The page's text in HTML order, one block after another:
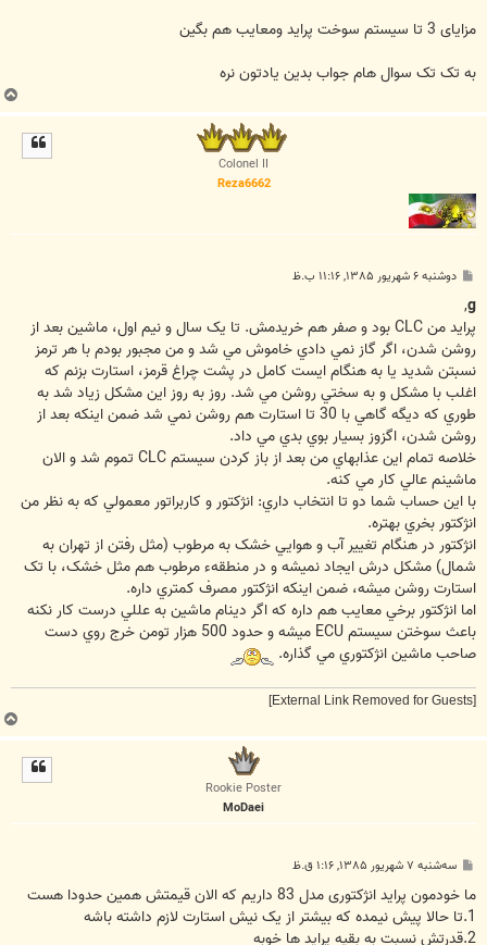
مزایای 3 تا سیستم سوخت پراید ومعایب هم بگین
به تک تک سوال هام جواب بدین یادتون نره
Colonel II
Reza6662
دوشنبه ۶ شهریور ۱۳۸۵, ۱۱:۱۶ ب.ظ
g
,
پرايد من CLC بود و صفر هم خريدمش. تا يک سال و نيم اول، ماشين بعد از
روشن شدن، اگر گاز نمي دادي خاموش مي شد و من مجبور بودم با هر ترمز
نسبتن شديد يا به هنگام ايست کامل در پشت چراغ قرمز، استارت بزنم که
اغلب با مشکل و به سختي روشن مي شد. روز به روز اين مشکل زياد شد به
طوري که ديگه گاهي با 30 تا استارت هم روشن نمي شد ضمن اينکه بعد از
روشن شدن، اگزوز بسيار بوي بدي مي داد.
خلاصه تمام اين عذابهاي من بعد از باز کردن سيستم CLC تموم شد و الان
ماشينم عالي کار مي کنه.
با اين حساب شما دو تا انتخاب داري: انژکتور و کاربراتور معمولي که به نظر من
انژکتور بخري بهتره.
انژکتور در هنگام تغيير آب و هوايي خشک به مرطوب (مثل رفتن از تهران به
شمال) مشکل درش ايجاد نميشه و در منطقهء مرطوب هم مثل خشک، با تک
استارت روشن ميشه، ضمن اينکه انژکتور مصرف کمتري داره.
اما انژکتور برخي معايب هم داره که اگر دينام ماشين به عللي درست کار نکنه
باعث سوختن سيستم ECU ميشه و حدود 500 هزار تومن خرج روي دست
صاحب ماشين انژکتوري مي گذاره.
[External Link Removed for Guests]
Rookie Poster
MoDaei
ت
سه‌شنبه ۷ شهریور ۱۳۸۵, ۱:۱۶ ق.ظ
ما خودمون پراید انژکتوری مدل 83 داریم که الان قیمتش همین حدودا هست
1.تا حالا پیش نیمده که بیشتر از یک نیش استارت لازم داشته باشه
2.قدرتش نسبت به بقیه پراید ها خوبه